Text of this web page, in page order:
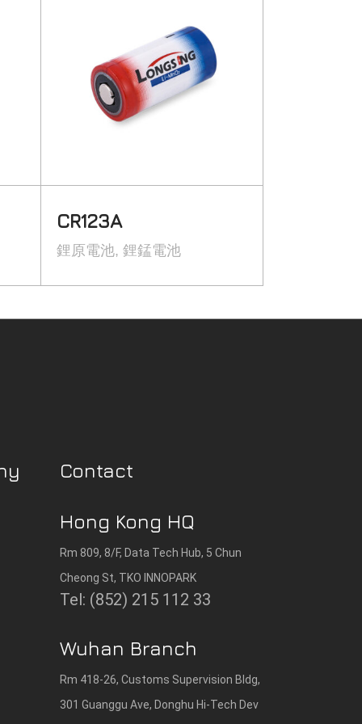
CR123A
鋰原電池 鋰錳電池
Contact
Hong Kong HQ
Rm 809, 8/F, Data Tech Hub, 5 Chun
Cheong St, TKO INNOPARK
Tel: (852) 215 112 33
Wuhan Branch
Rm 418-26, Customs Supervision Bldg,
301 Guanggu Ave, Donghu Hi-Tech Dev